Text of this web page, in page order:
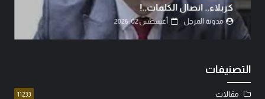
السعودية تقرر التصعيد والمواجهة..!
مدونة المرجل أغسطس 02, 2026
التصنيفات
مقالات 11233